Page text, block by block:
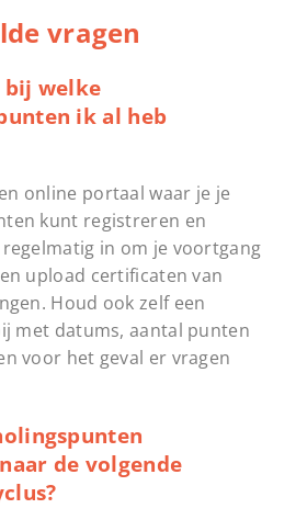
vragen
bij welke
ik al heb
online portaal waar je je
kunt registreren en
in om je voortgang
upload certificaten van
Houd ook zelf een
met datums, aantal punten
voor het geval er vragen
de volgende